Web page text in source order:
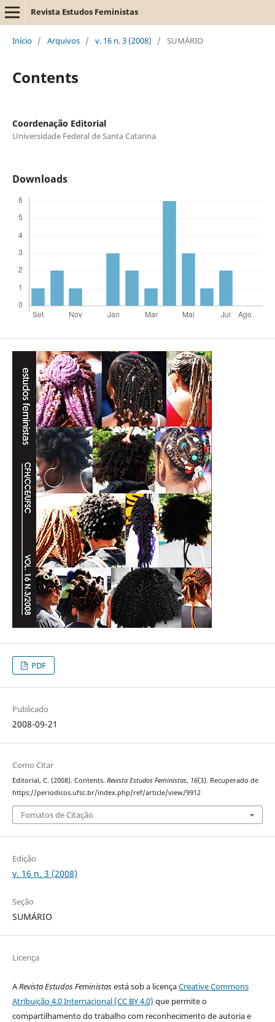
Revista Estudos Feministas
Início / Arquivos / v. 16 n. 3 (2008) / SUMÁRIO
Contents
Coordenação Editorial
Universidade Federal de Santa Catarina
Downloads
PDF
Publicado
2008-09-21
Como Citar
Editorial, C. (2008). Contents. Revista Estudos Feministas, 16(3). Recuperado de
https://periodicos.ufsc.br/index.php/ref/article/view/9912
Fomatos de Citação
Edição
v. 16 n. 3 (2008)
Seção
SUMÁRIO
Licença
ARevista Estudos Feministasestá sob a licençaCreative Commons
Atribuição 4.0 Internacional (CC BY 4.0) que permite o
compartilhamento do trabalho com reconhecimento de autoria e